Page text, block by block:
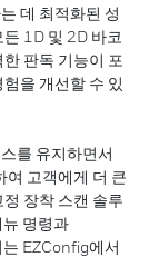
데 최적화된 성
1D 및 2D 바코
판독 기능이 포
을 개선할 수 있
를 유지하면서
고객에게 더 큰
장착 스캔 솔루
명령과
EZConfig에서